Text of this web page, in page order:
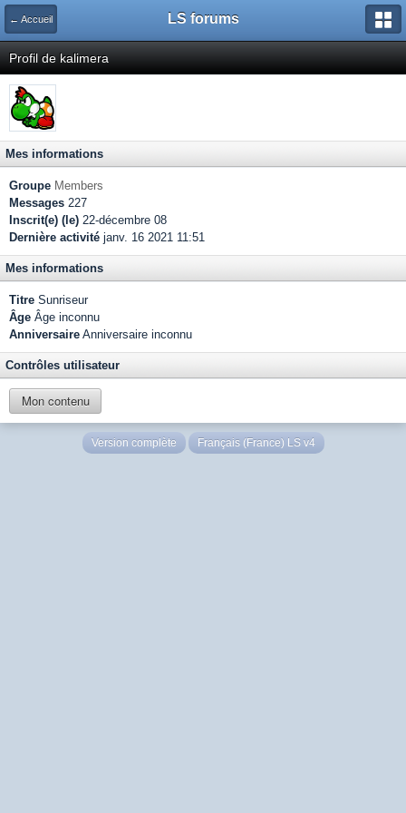
← Accueil LS forums
Profil de kalimera
Mes informations
Groupe Members
Messages 227
Inscrit(e) (le) 22-décembre 08
Dernière activité janv. 16 2021 11:51
Mes informations
Titre Sunriseur
Âge Âge inconnu
Anniversaire Anniversaire inconnu
Contrôles utilisateur
Mon contenu
Version complète Français (France) LS v4